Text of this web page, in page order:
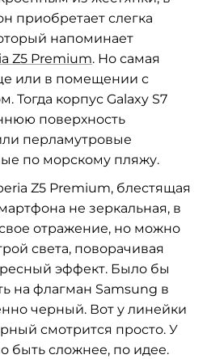
приобретает слегка
напоминает
Z5 Premium. Но самая
или в помещении с
Тогда корпус Galaxy S7
поверхность
перламутровые
по морскому пляжу.
Z5 Premium, блестящая
не зеркальная, в
отражение, но можно
света, поворачивая
эффект. Было бы
на флагман Samsung в
черный. Вот у линейки
смотрится просто. У
быть сложнее, по идее.